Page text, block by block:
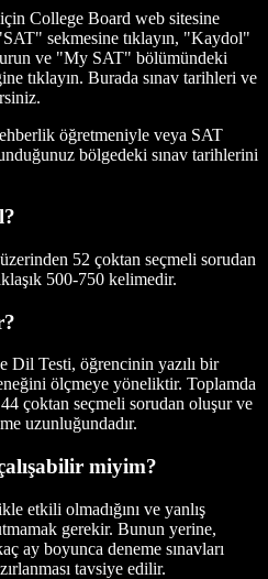
College Board web sitesine
sekmesine tıklayın, "Kaydol"
ve "My SAT" bölümündeki
tıklayın. Burada sınav tarihleri ve
öğretmeniyle veya SAT
bölgedeki sınav tarihlerini
52 çoktan seçmeli sorudan
500-750 kelimedir.
Dil Testi, öğrencinin yazılı bir
ölçmeye yöneliktir. Toplamda
çoktan seçmeli sorudan oluşur ve
uzunluğundadır.
miyim?
etkili olmadığını ve yanlış
gerekir. Bunun yerine,
ay boyunca deneme sınavları
tavsiye edilir.